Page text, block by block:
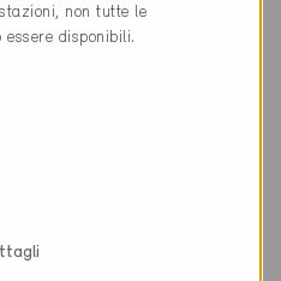
non tutte le
disponibili.